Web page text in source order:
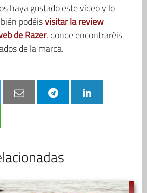
haya gustado este vídeo y lo
podéisvisitar la review
de Razer, donde encontraréis
de la marca.